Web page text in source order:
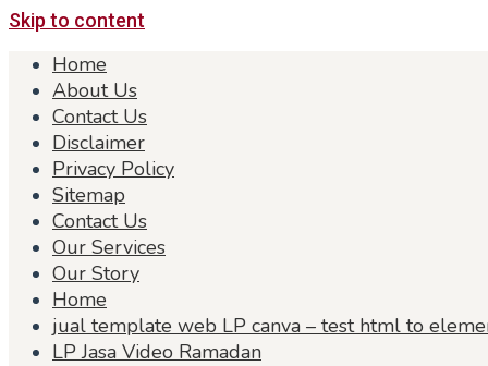
Skip to content
Home
About Us
Contact Us
Disclaimer
Privacy Policy
Sitemap
Contact Us
Our Services
Our Story
Home
jual template web LP canva – test html to
LP Jasa Video Ramadan